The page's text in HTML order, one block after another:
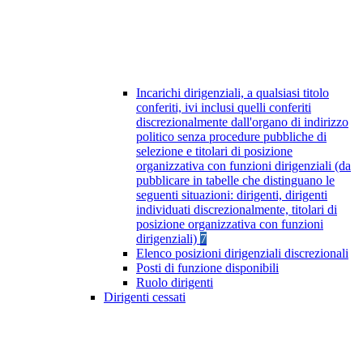
Incarichi dirigenziali, a qualsiasi titolo
conferiti, ivi inclusi quelli conferiti
discrezionalmente dall'organo di indirizzo
politico senza procedure pubbliche di
selezione e titolari di posizione
organizzativa con funzioni dirigenziali (da
pubblicare in tabelle che distinguano le
seguenti situazioni: dirigenti, dirigenti
individuati discrezionalmente, titolari di
posizione organizzativa con funzioni
dirigenziali) 7
Elenco posizioni dirigenziali discrezionali
Posti di funzione disponibili
Ruolo dirigenti
Dirigenti cessati